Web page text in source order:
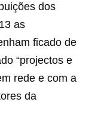
dos
as
ficado de
“projectos e
rede e com a
da